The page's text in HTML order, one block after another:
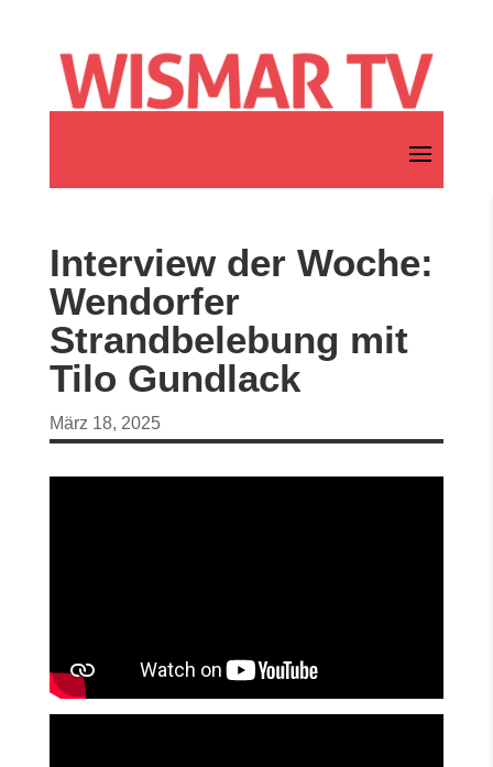
Interview der Woche:
Wendorfer
Strandbelebung mit
Tilo Gundlack
März 18, 2025